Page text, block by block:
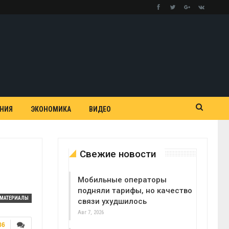
ЭКОНОМИКА ВИДЕО
Свежие новости
Мобильные операторы
подняли тарифы, но качество
связи ухудшилось
Авг 7, 2026